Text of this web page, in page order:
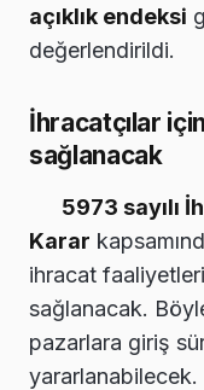
açıklık endeksi
değerlendirildi.
İhracatçılar
sağlanacak
5973 sayılı
Karar
ihracat
sağlanacak.
pazarlara giriş
yararlanabilecek.